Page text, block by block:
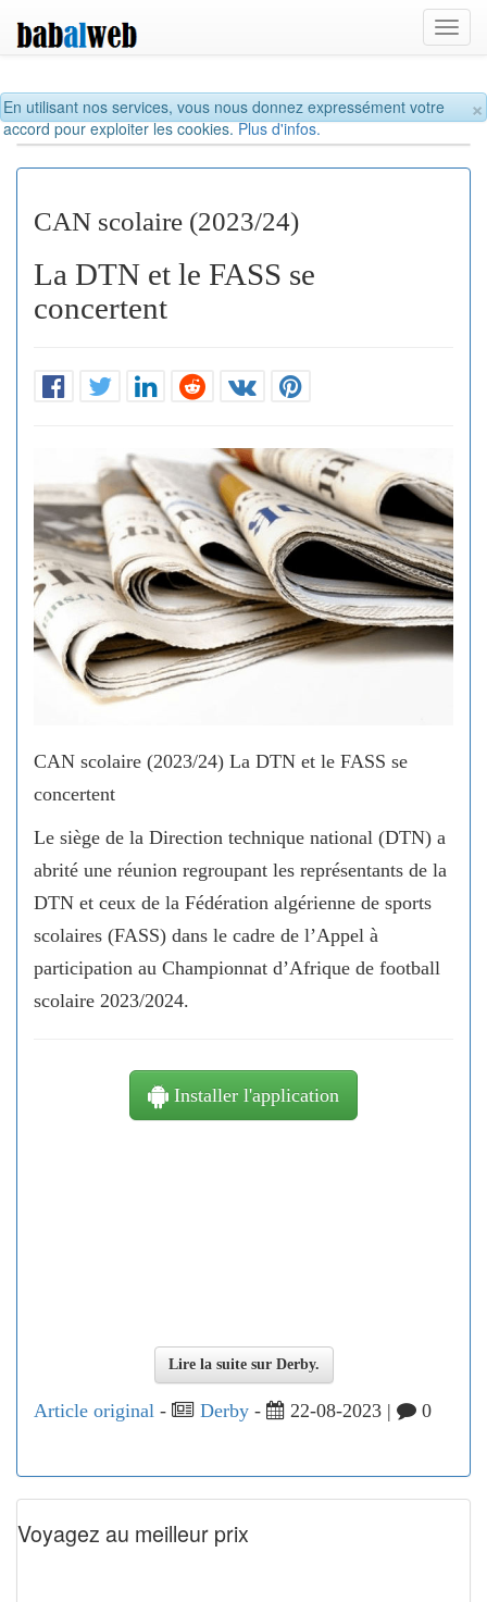
×
En utilisant nos services, vous nous donnez expressément votre
accord pour exploiter les cookies.Plus d'infos.
CAN scolaire (2023/24)
La DTN et le FASS se
concertent
CAN scolaire (2023/24) La DTN et le FASS se
concertent
Le siège de la Direction technique national (DTN) a
abrité une réunion regroupant les représentants de la
DTN et ceux de la Fédération algérienne de sports
scolaires (FASS) dans le cadre de l’Appel à
participation au Championnat d’Afrique de football
scolaire 2023/2024.
Installer l'application
Lire la suite sur Derby.
Article original - Derby - 22-08-2023 | 0
Voyagez au meilleur prix